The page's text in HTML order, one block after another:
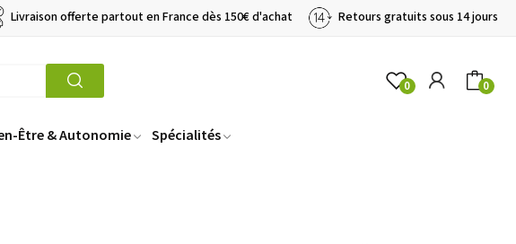
Livraison offerte partout en France dès 150€ d'achat Retours gratuits sous 14 jours
0 0
Être & Autonomie Spécialités